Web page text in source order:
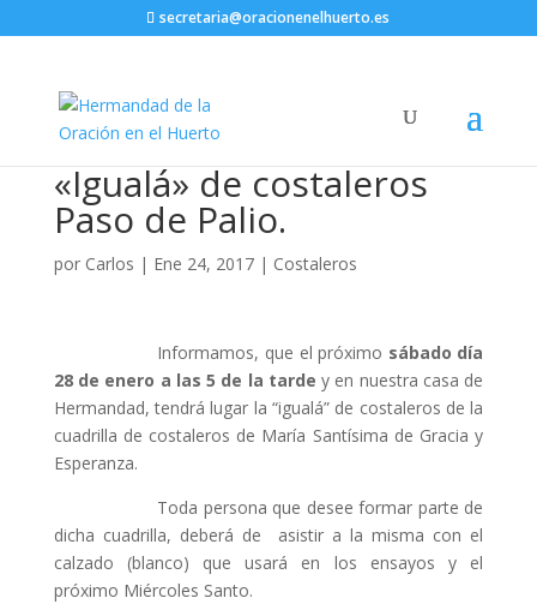
secretaria@oracionenelhuerto.es
«Igualá» de costaleros
Paso de Palio.
por Carlos | Ene 24, 2017| Costaleros
Informamos, que el próximo sábado día
28 de enero a las 5 de la tardey en nuestra casa de
Hermandad, tendrá lugar la “igualá” de costaleros de la
cuadrilla de costaleros de María Santísima de Gracia y
Esperanza.
Toda persona que desee formar parte de
dicha cuadrilla, deberá de asistir a la misma con el
calzado (blanco) que usará en los ensayos y el
próximo Miércoles Santo.